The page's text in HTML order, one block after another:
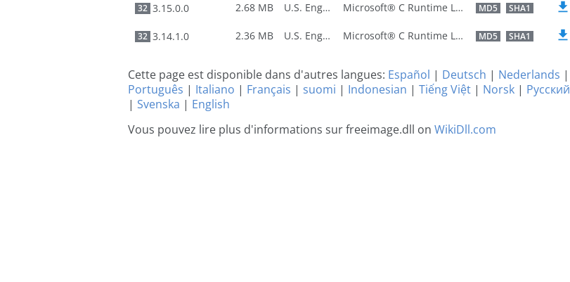
32 3.15.0.0 2.68 MB U.S. English Microsoft® C Runtime Library MD5 SHA1
32 3.14.1.0 2.36 MB U.S. English Microsoft® C Runtime Library MD5 SHA1
Cette page est disponible dans d'autres langues: Español | Deutsch | Nederlands |
Português | Italiano | Français | suomi | Indonesian | Tiếng Việt | Norsk | Русский
| Svenska | English
Vous pouvez lire plus d'informations sur freeimage.dll on WikiDll.com